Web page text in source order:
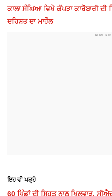
ਕਾਲਾ ਸੰਘਿਆ ਵਿਖੇ ਕੱਪੜਾ ਕਾਰੋਬਾਰੀ
ਦਹਿਸ਼ਤ ਦਾ ਮਾਹੌਲ
ਇਹ ਵੀ ਪੜ੍ਹੋ
60 ਪਿੰਡਾਂ ਦੀ ਸਿਹਤ ਨਾਲ ਖਿਲਵਾੜ,